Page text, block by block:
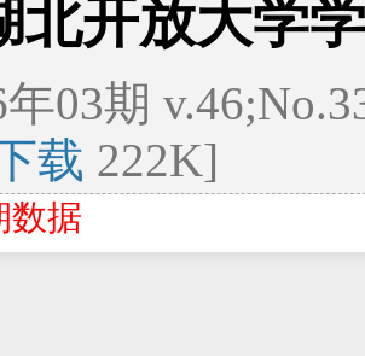
北开放大学
年03期
载 222K]
数据